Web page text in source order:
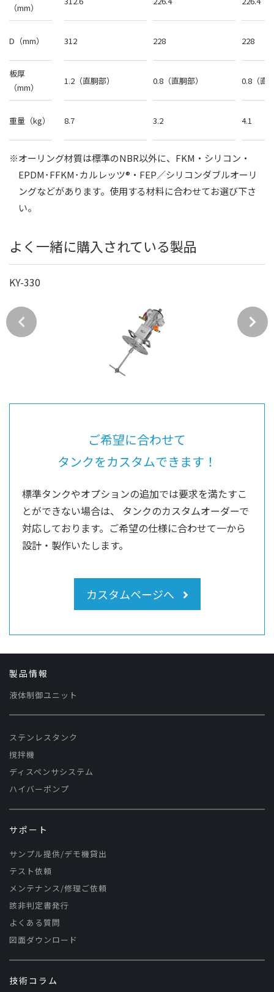
（mm）
D（mm） 312 228 228
板厚
（mm）
1.2（直胴部） 0.8（直胴部） 0.8（直
重量（kg） 8.7 3.2 4.1
※オーリング材質は標準のNBR以外に、FKM・シリコン・
EPDM･FFKM･カルレッツ®・FEP／シリコンダブルオーリ
ングなどがあります。 使用する材料に合わせてお選び下さ
い。
よく一緒に購入されている製品
KY-330
ご希望に合わせて
タンクをカスタムできます！
標準タンクやオプションの追加では要求を満たすこ
とができない場合は、 タンクのカスタムオーダーで
対応しております。ご希望の仕様に合わせて一から
設計・製作いたします。
カスタムページへ
製品情報
液体制御ユニット
ステンレスタンク
撹拌機
ディスペンサシステム
ハイバーポンプ
サポート
サンプル提供/デモ機貸出
テスト依頼
メンテナンス/修理ご依頼
該非判定書発行
よくある質問
図面ダウンロード
技術コラム